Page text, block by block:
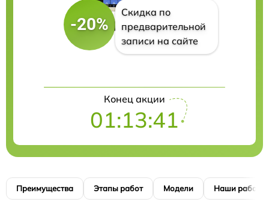
-20%
Скидка по
предварительной
записи на сайте
Конец акции
01:13:40
Преимущества Этапы работ Модели Наши работы